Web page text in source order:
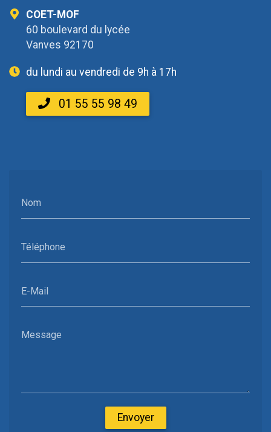
COET-MOF
60 boulevard du lycée
Vanves 92170
du lundi au vendredi de 9h à 17h
01 55 55 98 49
Nom
Téléphone
E-Mail
Message
Envoyer